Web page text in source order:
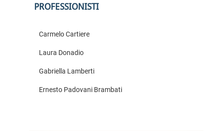
PROFESSIONISTI
Carmelo Cartiere
Laura Donadio
Gabriella Lamberti
Ernesto Padovani Brambati